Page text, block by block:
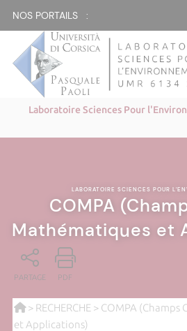
NOS PORTAILS :
Laboratoire Sciences Pour
LABORATOIRE SCIENCES POUR
COMPA
Mathématiques et
PARTAGE PDF
> RECHERCHE > COMPA
et Applications)